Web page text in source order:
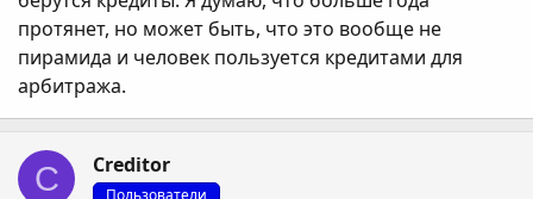
протянет, но может быть, что это вообще не
пирамида и человек пользуется кредитами для
арбитража.
C Creditor